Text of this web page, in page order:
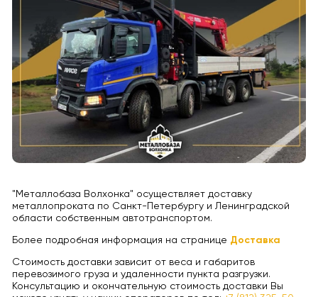
"Металлобаза Волхонка" осуществляет доставку
металлопроката по Санкт-Петербургу и Ленинградской
области собственным автотранспортом.
Более подробная информация на странице Доставка
Стоимость доставки зависит от веса и габаритов
перевозимого груза и удаленности пункта разгрузки.
Консультацию и окончательную стоимость доставки Вы